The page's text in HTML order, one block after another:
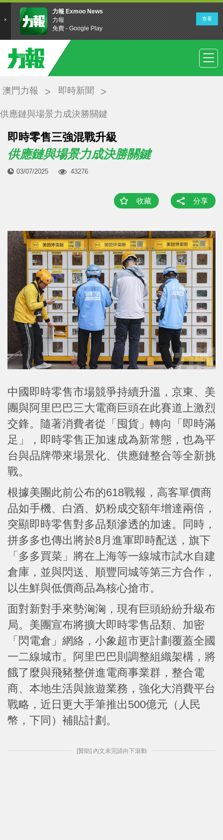
澳門力報 即時新聞
供應鏈與場景力成決勝關鍵
即時零售三強混戰升級
供應鏈與場景力成決勝關鍵
03/07/2025 43276
收藏 分享
中國即時零售市場競爭持續升溫，京東、美
團與阿里巴巴三大電商巨頭在此賽道上激烈
交鋒。隨著消費者從「囤貨」轉向「即時滿
足」，即時零售正加速成為新常態，也為平
台與品牌帶來場景化、供應鏈整合等全新挑
戰。
根據美團此前公布的618戰報，高客單價商
品如手機、白酒、奶粉成交額年增達兩倍，
突顯即時零售對多品類滲透的加速。同時，
拼多多也傳出將於8月進軍即時配送，旗下
「多多買菜」將在上海等一線城市試水自建
倉庫，並與閃送、順豐同城等第三方合作，
以生鮮與低價商品為核心搶市。
面對新對手來勢洶洶，現有巨頭紛紛升級布
局。美團宣布將擴大即時零售品類、加密
「閃電倉」網絡，小象超市更計劃覆蓋全國
一二線城市。阿里巴巴則調整組織架構，將
餓了麼與飛豬整併進電商事業群，整合電
商、本地生活與旅遊業務，強化大消費平台
戰略，近日更大手筆推出500億元（人民
幣，下同）補貼計劃。
[贊助] 內文未完請向下滾動